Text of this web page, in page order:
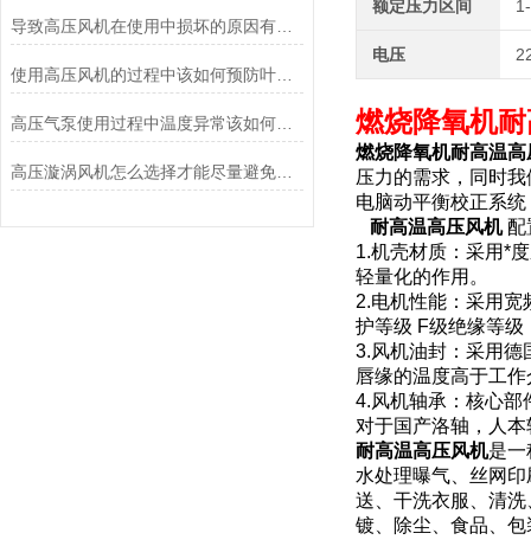
导致高压风机在使用中损坏的原因有哪些
使用高压风机的过程中该如何预防叶轮的损坏
高压气泵使用过程中温度异常该如何应对
高压漩涡风机怎么选择才能尽量避免维修
额定压力区间
电压
燃烧降氧机
燃烧降氧机耐高温高
压力的需求，同时
电脑动平衡校正系
耐高温高压风机配
1.机壳材质：采用*
轻量化的作用。
2.电机性能：采用
护等级 F级绝缘等
3.风机油封：采用
唇缘的温度高于工
4.风机轴承：核心
对于国产洛轴，人
耐高温高压风机是一
水处理曝气、丝网
送、干洗衣服、清
镀、除尘、食品、